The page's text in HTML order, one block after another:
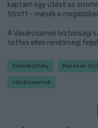
kaptam egy ütést az
törött - meséli a
A Vásárcsarnok biztonsági
tettes ellen rendőrségi
Szombathely Marosán
vásárcsarnok